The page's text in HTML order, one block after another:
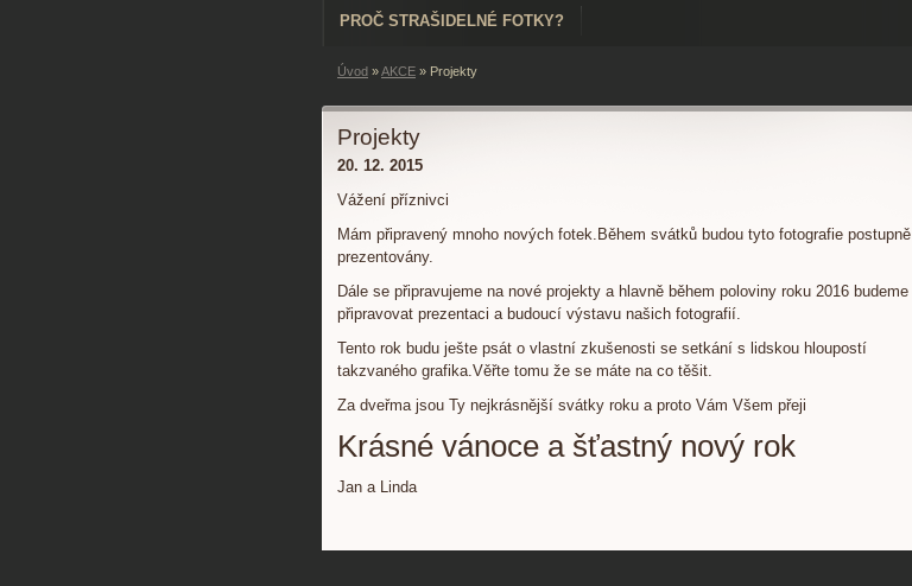
PROČ STRAŠIDELNÉ FOTKY?
Úvod »AKCE » Projekty
Projekty
20. 12. 2015
Vážení příznivci
Mám připravený mnoho nových fotek.Během svátků budou tyto fotografie postupně
prezentovány.
Dále se připravujeme na nové projekty a hlavně během poloviny roku 2016 budeme
připravovat prezentaci a budoucí výstavu našich fotografií.
Tento rok budu ješte psát o vlastní zkušenosti se setkání s lidskou hloupostí
takzvaného grafika.Věřte tomu že se máte na co těšit.
Za dveřma jsou Ty nejkrásnější svátky roku a proto Vám Všem přeji
Krásné vánoce a šťastný nový rok
Jan a Linda